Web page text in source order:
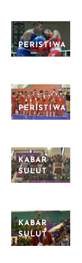
PERISTIWA
PERISTIWA
KABAR
SULUT
KABAR
SULUT